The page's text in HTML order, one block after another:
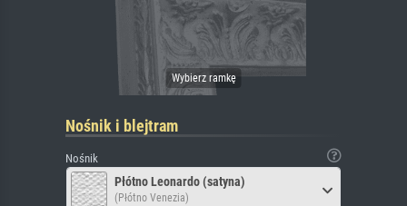
Nośnik i blejtram
Nośnik
Płótno Leonardo (satyna)
(Płótno Venezia)